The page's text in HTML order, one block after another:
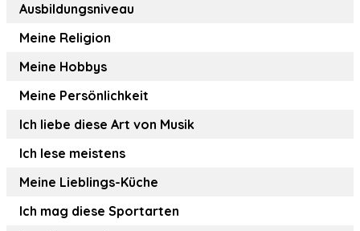
Ausbildungsniveau
Meine Religion
Meine Hobbys
Meine Persönlichkeit
Ich liebe diese Art von Musik
Ich lese meistens
Meine Lieblings-Küche
Ich mag diese Sportarten